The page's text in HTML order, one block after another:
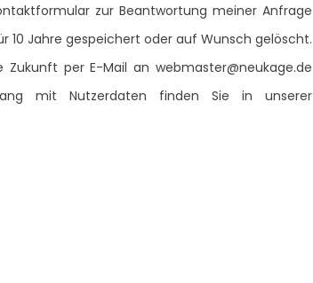
zur Beantwortung meiner Anfrage
Jahre gespeichert oder auf Wunsch gelöscht.
Zukunft per E-Mail an webmaster@neukage.de
mit Nutzerdaten finden Sie in unserer